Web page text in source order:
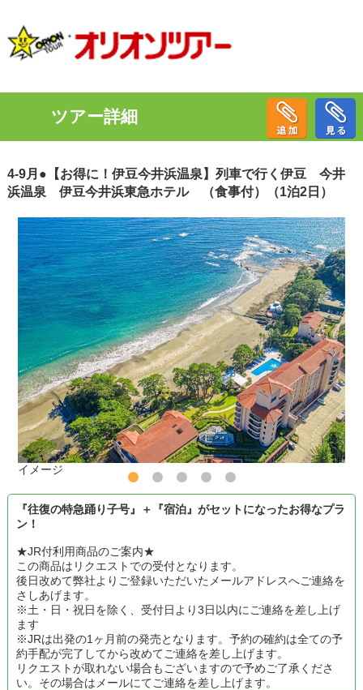
ツアー詳細
4-9月●【お得に！伊豆今井浜温泉】列車で行く伊豆 今井
浜温泉 伊豆今井浜東急ホテル （食事付）（1泊2日）
イメージ
『往復の特急踊り子号』＋『宿泊』がセットになったお得なプラ
ン！
★JR付利用商品のご案内★
この商品はリクエストでの受付となります。
後日改めて弊社よりご登録いただいたメールアドレスへご連絡を
さしあげます。
※土・日・祝日を除く、受付日より3日以内にご連絡を差し上げ
ます
※JRは出発の1ヶ月前の発売となります。予約の確約は全ての予
約手配が完了してから改めてご連絡を差し上げます。
リクエストが取れない場合もございますので予めご了承くださ
い。その場合はメールにてご連絡を差し上げます。